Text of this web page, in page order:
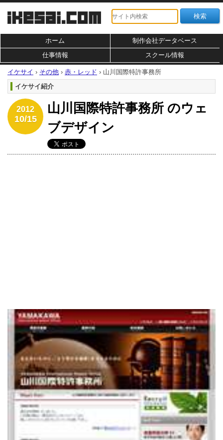
ホーム
制作会社データベース
仕事情報
スクール情報
イケサイ › その他 › 赤・レッド › 山川国際特許事務所
イケサイ紹介
2012
10/15
山川国際特許事務所 のウェ
ブデザイン